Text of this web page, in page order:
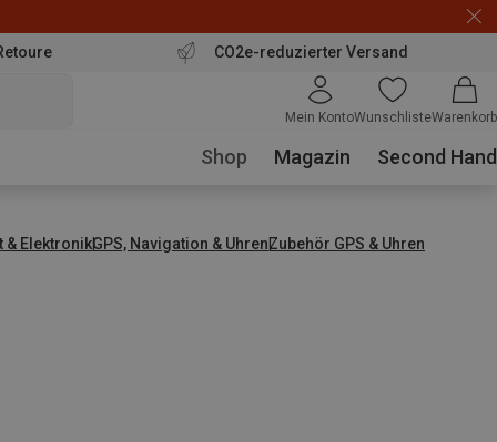
CO2e-reduzierter Versand
Mein KontoWunschlisteWarenkorb
Shop Magazin Second Hand
& ElektronikGPS, Navigation & UhrenZubehör GPS & Uhren